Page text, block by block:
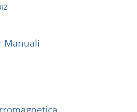
Manuali